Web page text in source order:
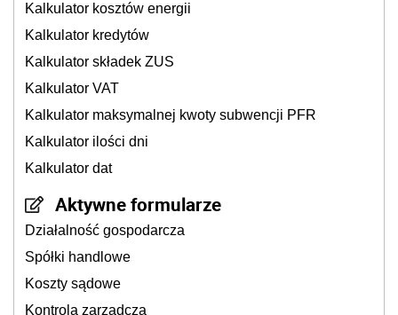
Kalkulator kosztów energii
Kalkulator kredytów
Kalkulator składek ZUS
Kalkulator VAT
Kalkulator maksymalnej kwoty subwencji PFR
Kalkulator ilości dni
Kalkulator dat
Aktywne formularze
Działalność gospodarcza
Spółki handlowe
Koszty sądowe
Kontrola zarządcza